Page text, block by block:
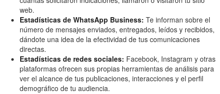
web.
Estadísticas de WhatsApp Business: Te informan sobre el
número de mensajes enviados, entregados, leídos y recibidos,
dándote una idea de la efectividad de tus comunicaciones
directas.
Estadísticas de redes sociales: Facebook, Instagram y otras
plataformas ofrecen sus propias herramientas de análisis para
ver el alcance de tus publicaciones, interacciones y el perfil
demográfico de tu audiencia.